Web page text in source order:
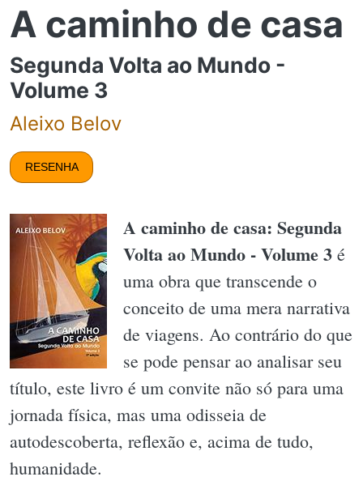
A caminho de casa
Segunda Volta ao Mundo -
Volume 3
Aleixo Belov
RESENHA
A caminho de casa: Segunda
Volta ao Mundo - Volume 3 é
uma obra que transcende o
conceito de uma mera narrativa
de viagens. Ao contrário do que
se pode pensar ao analisar seu
título, este livro é um convite não só para uma
jornada física, mas uma odisseia de
autodescoberta, reflexão e, acima de tudo,
humanidade.